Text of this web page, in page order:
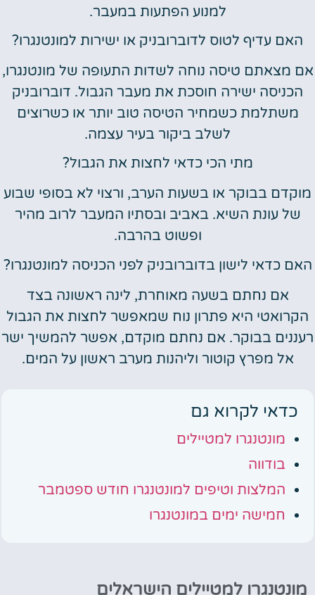
למנוע הפתעות במעבר.
האם עדיף לטוס לדוברובניק או ישירות למונטנגרו?
אם מצאתם טיסה נוחה לשדות התעופה של מונטנגרו,
הכניסה ישירה חוסכת את מעבר הגבול. דוברובניק
משתלמת כשמחיר הטיסה טוב יותר או כשרוצים
לשלב ביקור בעיר עצמה.
מתי הכי כדאי לחצות את הגבול?
מוקדם בבוקר או בשעות הערב, ורצוי לא בסופי שבוע
של עונת השיא. באביב ובסתיו המעבר לרוב מהיר
ופשוט בהרבה.
האם כדאי לישון בדוברובניק לפני הכניסה למונטנגרו?
אם נחתם בשעה מאוחרת, לינה ראשונה בצד
הקרואטי היא פתרון נוח שמאפשר לחצות את הגבול
רעננים בבוקר. אם נחתם מוקדם, אפשר להמשיך ישר
אל מפרץ קוטור וליהנות מערב ראשון על המים.
כדאי לקרוא גם
מונטנגרו למטיילים
בודווה
המלצות וטיפים למונטנגרו חודש ספטמבר
חמישה ימים במונטנגרו
מונטנגרו למטיילים הישראלים